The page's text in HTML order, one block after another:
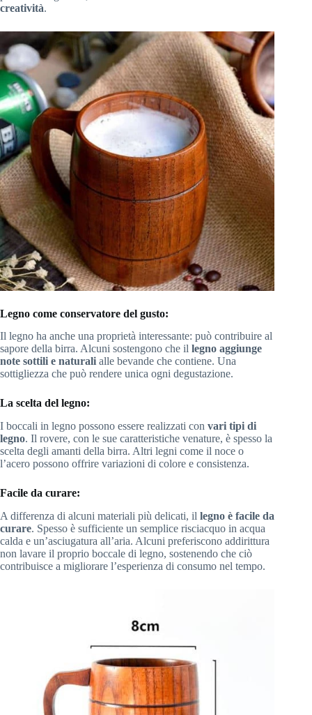
creatività.
Legno come conservatore del gusto:
Il legno ha anche una proprietà interessante: può contribuire al
sapore della birra. Alcuni sostengono che il legno aggiunge
note sottili e naturali alle bevande che contiene. Una
sottigliezza che può rendere unica ogni degustazione.
La scelta del legno:
I boccali in legno possono essere realizzati con vari tipi di
legno. Il rovere, con le sue caratteristiche venature, è spesso la
scelta degli amanti della birra. Altri legni come il noce o
l’acero possono offrire variazioni di colore e consistenza.
Facile da curare:
A differenza di alcuni materiali più delicati, il legno è facile da
curare. Spesso è sufficiente un semplice risciacquo in acqua
calda e un’asciugatura all’aria. Alcuni preferiscono addirittura
non lavare il proprio boccale di legno, sostenendo che ciò
contribuisce a migliorare l’esperienza di consumo nel tempo.